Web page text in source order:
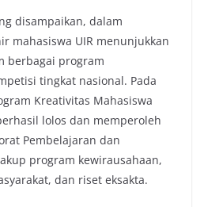
disampaikan, dalam
mahasiswa UIR menunjukkan
berbagai program
tingkat nasional. Pada
Kreativitas Mahasiswa
lolos dan memperoleh
Pembelajaran dan
program kewirausahaan,
dan riset eksakta.